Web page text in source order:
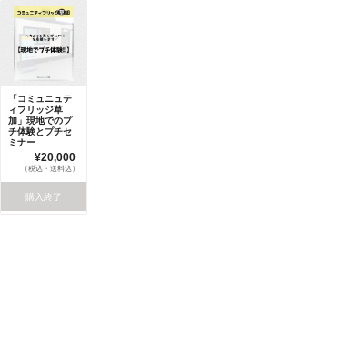
「コミュニュテ
ィフリッジ草
加」現地でのプ
チ体験とプチセ
ミナー
¥20,000
（税込・送料込）
購入終了